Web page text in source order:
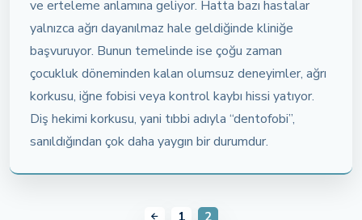
ve erteleme anlamına geliyor. Hatta bazı hastalar
yalnızca ağrı dayanılmaz hale geldiğinde kliniğe
başvuruyor. Bunun temelinde ise çoğu zaman
çocukluk döneminden kalan olumsuz deneyimler, ağrı
korkusu, iğne fobisi veya kontrol kaybı hissi yatıyor.
Diş hekimi korkusu, yani tıbbi adıyla “dentofobi”,
sanıldığından çok daha yaygın bir durumdur.
1 2